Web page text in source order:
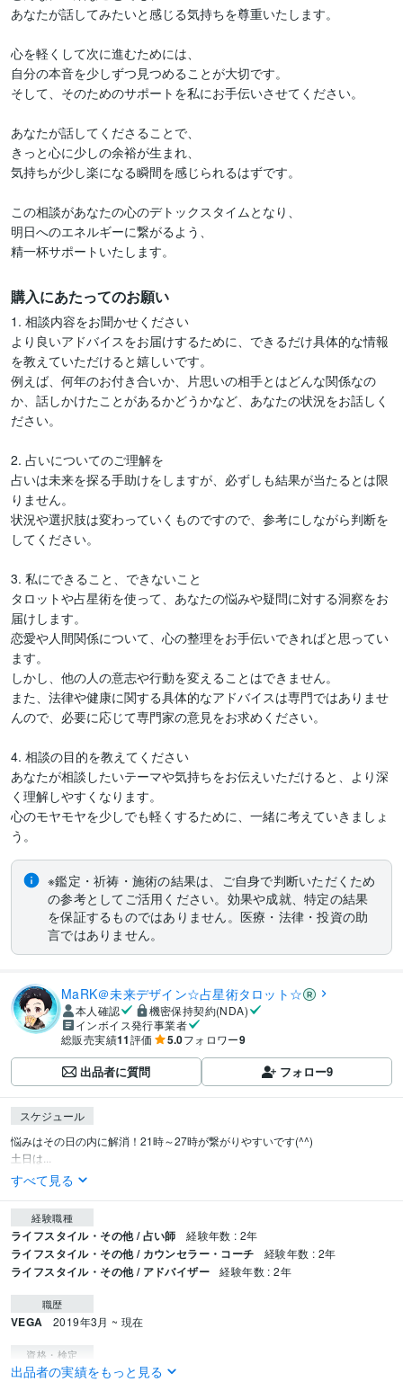
あなたが話してみたいと感じる気持ちを尊重いたします。
心を軽くして次に進むためには、
自分の本音を少しずつ見つめることが大切です。
そして、そのためのサポートを私にお手伝いさせてください。
あなたが話してくださることで、
きっと心に少しの余裕が生まれ、
気持ちが少し楽になる瞬間を感じられるはずです。
この相談があなたの心のデトックスタイムとなり、
明日へのエネルギーに繋がるよう、
精一杯サポートいたします。
購入にあたってのお願い
1. 相談内容をお聞かせください
より良いアドバイスをお届けするために、できるだけ具体的な情報
を教えていただけると嬉しいです。
例えば、何年のお付き合いか、片思いの相手とはどんな関係なの
か、話しかけたことがあるかどうかなど、あなたの状況をお話しく
ださい。
2. 占いについてのご理解を
占いは未来を探る手助けをしますが、必ずしも結果が当たるとは限
りません。
状況や選択肢は変わっていくものですので、参考にしながら判断を
してください。
3. 私にできること、できないこと
タロットや占星術を使って、あなたの悩みや疑問に対する洞察をお
届けします。
恋愛や人間関係について、心の整理をお手伝いできればと思ってい
ます。
しかし、他の人の意志や行動を変えることはできません。
また、法律や健康に関する具体的なアドバイスは専門ではありませ
んので、必要に応じて専門家の意見をお求めください。
4. 相談の目的を教えてください
あなたが相談したいテーマや気持ちをお伝えいただけると、より深
く理解しやすくなります。
心のモヤモヤを少しでも軽くするために、一緒に考えていきましょ
う。
※鑑定・祈祷・施術の結果は、ご自身で判断いただくため
の参考としてご活用ください。効果や成就、特定の結果
を保証するものではありません。医療・法律・投資の助
言ではありません。
MaRK＠未来デザイン☆占星術タロット☆
本人確認
機密保持契約(NDA)
インボイス発行事業者
総販売実績11評価 5.0フォロワー9
出品者に質問 フォロー9
スケジュール
悩みはその日の内に解消！21時～27時が繋がりやすいです(^^)
土日は...
すべて見る
経験職種
ライフスタイル・その他 / 占い師 経験年数 : 2年
ライフスタイル・その他 / カウンセラー・コーチ 経験年数 : 2年
ライフスタイル・その他 / アドバイザー 経験年数 : 2年
職歴
VEGA 2019年3月 ~ 現在
資格・検定
CGクリエイター検定ベーシック
出品者の実績をもっと見る